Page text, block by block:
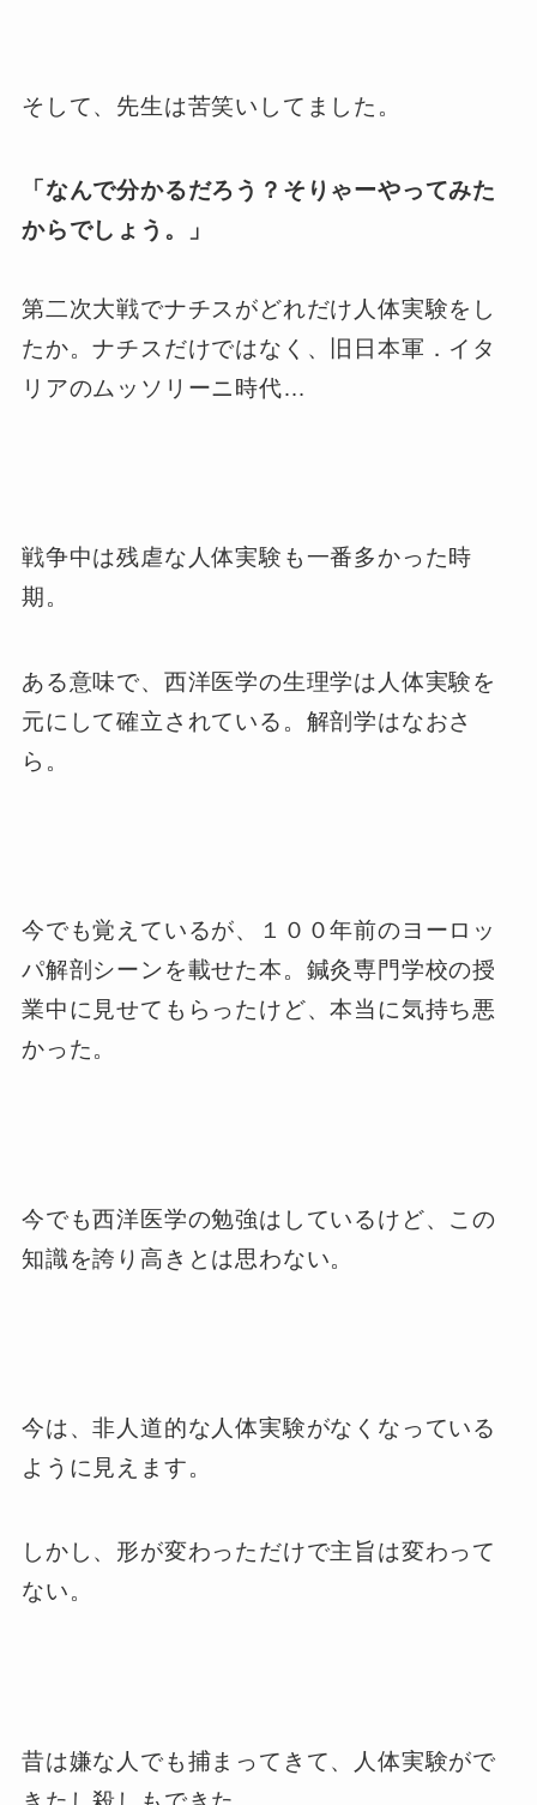
そして、先生は苦笑いしてました。
「なんで分かるだろう？そりゃーやってみた
からでしょう。」
第二次大戦でナチスがどれだけ人体実験をし
たか。ナチスだけではなく、旧日本軍．イタ
リアのムッソリーニ時代…
戦争中は残虐な人体実験も一番多かった時
期。
ある意味で、西洋医学の生理学は人体実験を
元にして確立されている。解剖学はなおさ
ら。
今でも覚えているが、１００年前のヨーロッ
パ解剖シーンを載せた本。鍼灸専門学校の授
業中に見せてもらったけど、本当に気持ち悪
かった。
今でも西洋医学の勉強はしているけど、この
知識を誇り高きとは思わない。
今は、非人道的な人体実験がなくなっている
ように見えます。
しかし、形が変わっただけで主旨は変わって
ない。
昔は嫌な人でも捕まってきて、人体実験がで